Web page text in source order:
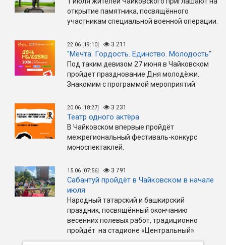
открытие памятника, посвящённого
участникам специальной военной операции.
22.06 [19:10] 3 211
"Мечта. Гордость. Единство. Молодость"
Под таким девизом 27 июня в Чайковском
пройдет празднование Дня молодёжи.
Знакомим с программой мероприятий.
20.06 [18:27] 3 231
Театр одного актёра
В Чайковском впервые пройдёт
межрегиональный фестиваль-конкурс
моноспектаклей.
15.06 [07:56] 3 791
Сабантуй пройдёт в Чайковском в начале
июля
Народный татарский и башкирский
праздник, посвящённый окончанию
весенних полевых работ, традиционно
пройдёт на стадионе «Центральный».